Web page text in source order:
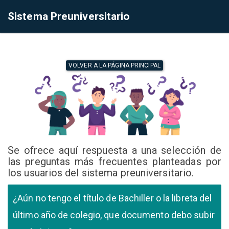
Sistema Preuniversitario
VOLVER A LA PÁGINA PRINCIPAL
Se ofrece aquí respuesta a una selección de
las preguntas más frecuentes planteadas por
los usuarios del sistema preuniversitario.
¿Aún no tengo el título de Bachiller o la libreta del
último año de colegio, que documento debo subir